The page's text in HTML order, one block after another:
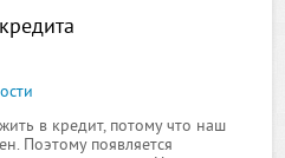
в кредит, потому что наш
Поэтому появляется